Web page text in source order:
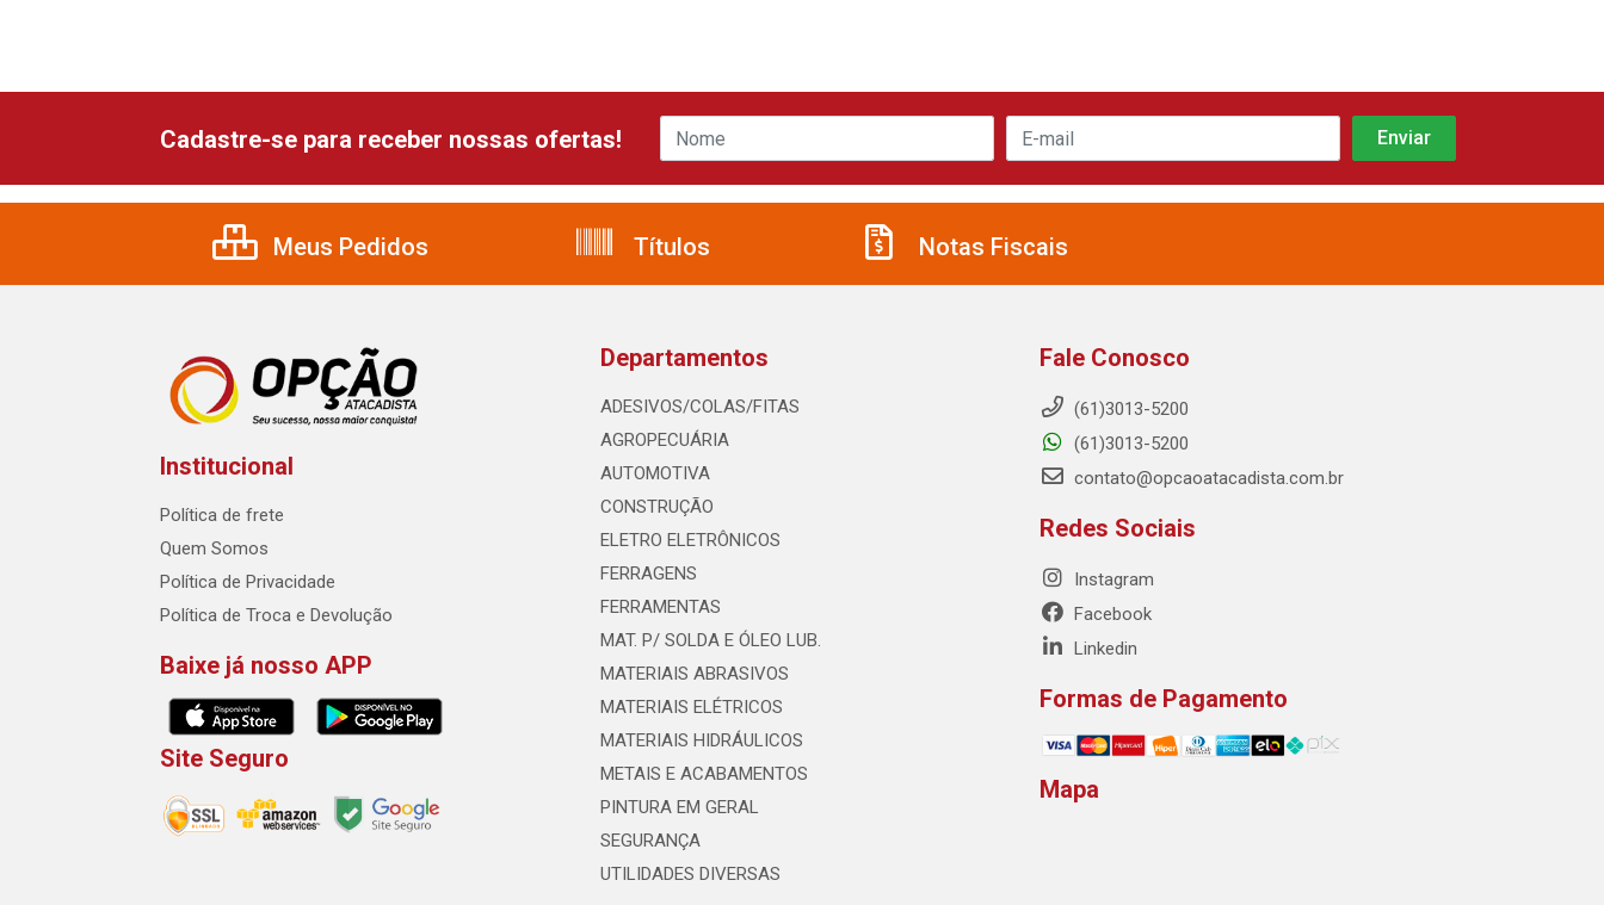
Cadastre-se para receber nossas ofertas!
Meus Pedidos Títulos Notas Fiscais
Institucional
Política de frete
Quem Somos
Política de Privacidade
Política de Troca e Devolução
Baixe já nosso APP
Site Seguro
Departamentos
ADESIVOS/COLAS/FITAS
AGROPECUÁRIA
AUTOMOTIVA
CONSTRUÇÃO
ELETRO ELETRÔNICOS
FERRAGENS
FERRAMENTAS
MAT. P/ SOLDA E ÓLEO LUB.
MATERIAIS ABRASIVOS
MATERIAIS ELÉTRICOS
MATERIAIS HIDRÁULICOS
METAIS E ACABAMENTOS
PINTURA EM GERAL
SEGURANÇA
UTILIDADES DIVERSAS
Fale Conosco
(61)3013-5200
(61)3013-5200
contato@opcaoatacadista.com.br
Redes Sociais
Instagram
Facebook
Linkedin
Formas de Pagamento
Mapa